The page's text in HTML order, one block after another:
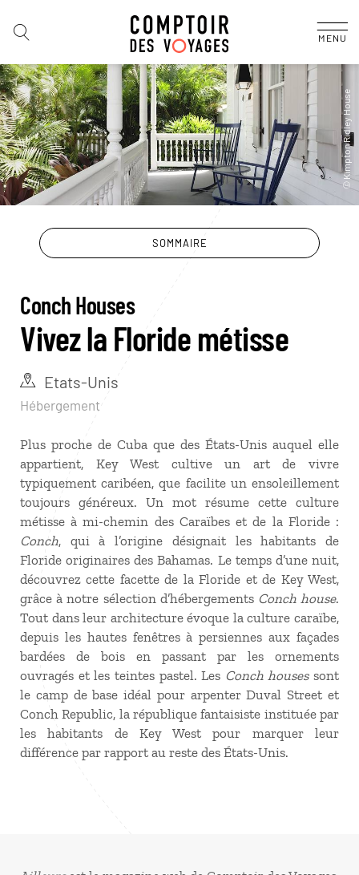
MENU
SOMMAIRE
Conch Houses
Vivez la Floride métisse
Etats-Unis
Hébergement
Plus proche de Cuba que des États-Unis auquel elle
appartient, Key West cultive un art de vivre
typiquement caribéen, que facilite un ensoleillement
toujours généreux. Un mot résume cette culture
métisse à mi-chemin des Caraïbes et de la Floride :
Conch, qui à l’origine désignait les habitants de
Floride originaires des Bahamas. Le temps d’une nuit,
découvrez cette facette de la Floride et de Key West,
grâce à notre sélection d’hébergements Conch house.
Tout dans leur architecture évoque la culture caraïbe,
depuis les hautes fenêtres à persiennes aux façades
bardées de bois en passant par les ornements
ouvragés et les teintes pastel. Les Conch houses sont
le camp de base idéal pour arpenter Duval Street et
Conch Republic, la république fantaisiste instituée par
les habitants de Key West pour marquer leur
différence par rapport au reste des États-Unis.